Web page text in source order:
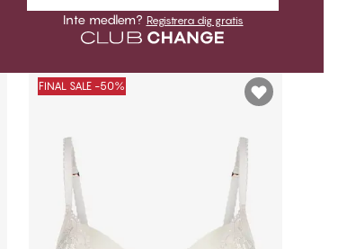
Inte medlem? Registrera dig gratis
FINAL SALE -50%